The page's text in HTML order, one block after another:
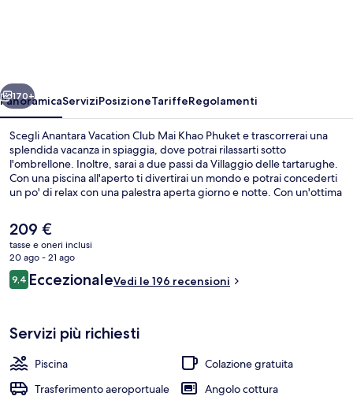
Phuket
Avanti
170+
PanoramicaServiziPosizioneTariffeRegolamenti
Scegli Anantara Vacation Club Mai Khao Phuket e trascorrerai una
splendida vacanza in spiaggia, dove potrai rilassarti sotto
l'ombrellone. Inoltre, sarai a due passi da Villaggio delle tartarughe.
Con una piscina all'aperto ti divertirai un mondo e potrai concederti
un po' di relax con una palestra aperta giorno e notte. Con un'ottima
serve la colazione, il pranzo e la cena. Gli altri punti di forza della
struttura sono un miniclub per bambini (gratuito) e un bar a bordo
piscina, mentre le ville dispongono di vasche da bagno a
immersione totale e angolo cottura.
Il
prezzo
attuale
è
209 €
209 €
tasse e oneri inclusi
20 ago - 21 ago
Recensioni
9,49,4 su 10
EccezionaleVedi le 196 recensioni
Servizi più richiesti
Piscina
Colazione gratuita
Trasferimento aeroportuale
Angolo cottura